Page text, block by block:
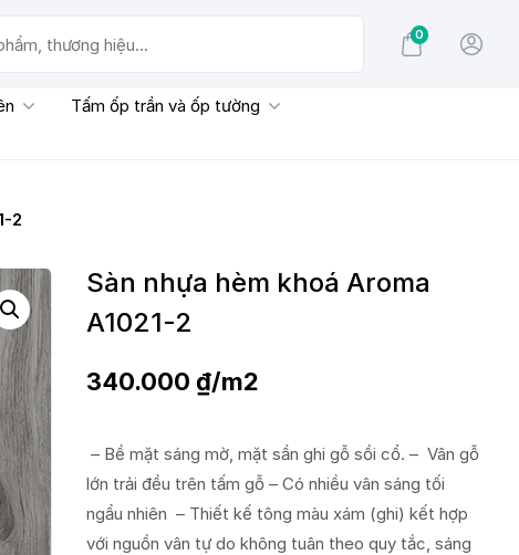
hiệu...
0
Tấm ốp trần và ốp tường
2
Sàn nhựa hèm khoá Aroma
A1021-2
340.000 ₫/m2
– Bề mặt sáng mờ, mặt sần ghi gỗ sồi cổ. – Vân gỗ
lớn trải đều trên tấm gỗ – Có nhiều vân sáng tối
ngẩu nhiên – Thiết kế tông màu xám (ghi) kết hợp
với nguồn vân tự do không tuân theo quy tắc, sáng